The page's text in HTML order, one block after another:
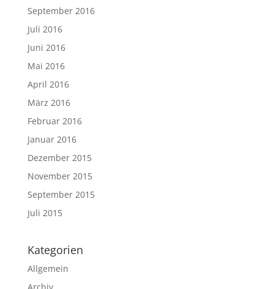
September 2016
Juli 2016
Juni 2016
Mai 2016
April 2016
März 2016
Februar 2016
Januar 2016
Dezember 2015
November 2015
September 2015
Juli 2015
Kategorien
Allgemein